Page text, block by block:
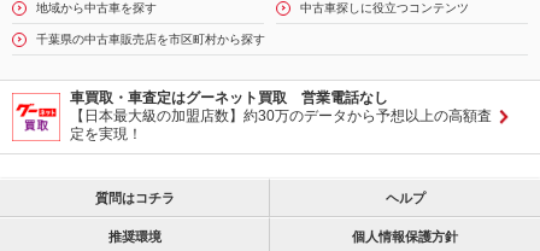
地域から中古車を探す 中古車探しに役立つコンテンツ
千葉県の中古車販売店を市区町村から探す
車買取・車査定はグーネット買取 営業電話なし
【日本最大級の加盟店数】約30万のデータから予想以上の高額査
定を実現！
質問はコチラ ヘルプ
推奨環境 個人情報保護方針